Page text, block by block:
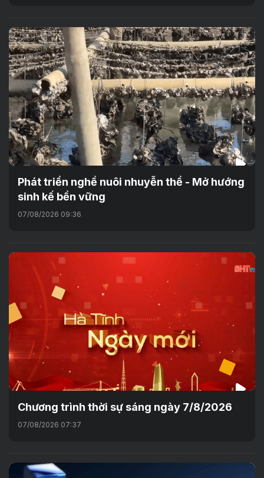
Phát triển nghề nuôi nhuyễn thể - Mở hướng
sinh kế bền vững
07/08/2026 09:36
Chương trình thời sự sáng ngày 7/8/2026
07/08/2026 07:37